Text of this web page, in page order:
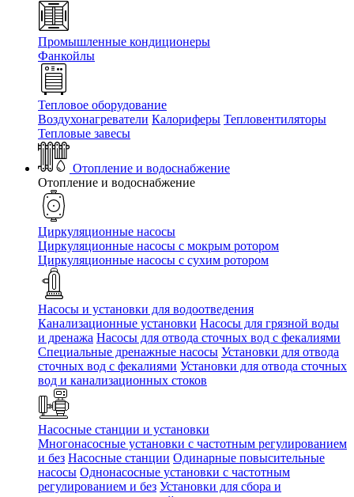
Промышленные кондиционеры
Фанкойлы
Тепловое оборудование
Воздухонагреватели Калориферы Тепловентиляторы
Тепловые завесы
Отопление и водоснабжение
Отопление и водоснабжение
Циркуляционные насосы
Циркуляционные насосы с мокрым ротором
Циркуляционные насосы с сухим ротором
Насосы и установки для водоотведения
Канализационные установки Насосы для грязной воды
и дренажа Насосы для отвода сточных вод c фекалиями
Специальные дренажные насосы Установки для отвода
сточных вод c фекалиями Установки для отвода сточных
вод и канализационных стоков
Насосные станции и установки
Многонасосные установки с частотным регулированием
и без Насосные станции Одинарные повысительные
насосы Однонасосные установки с частотным
регулированием и без Установки для сбора и